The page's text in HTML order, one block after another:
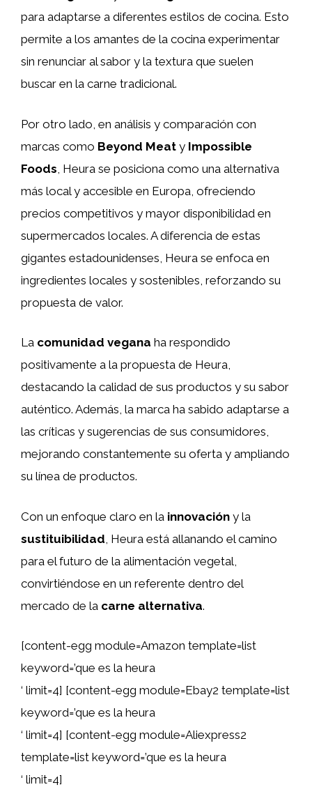
para adaptarse a diferentes estilos de cocina. Esto
permite a los amantes de la cocina experimentar
sin renunciar al sabor y la textura que suelen
buscar en la carne tradicional.
Por otro lado, en análisis y comparación con
marcas como Beyond Meat y Impossible
Foods , Heura se posiciona como una alternativa
más local y accesible en Europa, ofreciendo
precios competitivos y mayor disponibilidad en
supermercados locales. A diferencia de estas
gigantes estadounidenses, Heura se enfoca en
ingredientes locales y sostenibles, reforzando su
propuesta de valor.
La comunidad vegana ha respondido
positivamente a la propuesta de Heura,
destacando la calidad de sus productos y su sabor
auténtico. Además, la marca ha sabido adaptarse a
las críticas y sugerencias de sus consumidores,
mejorando constantemente su oferta y ampliando
su línea de productos.
Con un enfoque claro en la innovación y la
sustituibilidad , Heura está allanando el camino
para el futuro de la alimentación vegetal,
convirtiéndose en un referente dentro del
mercado de la carne alternativa.
[content-egg module=Amazon template=list
keyword=’que es la heura
‘ limit=4] [content-egg module=Ebay2 template=list
keyword=’que es la heura
‘ limit=4] [content-egg module=Aliexpress2
template=list keyword=’que es la heura
‘ limit=4]